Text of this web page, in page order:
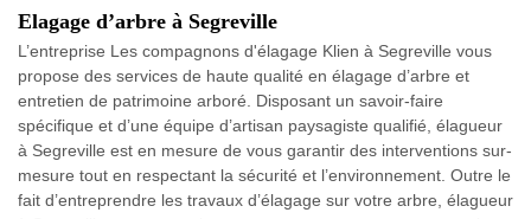
Elagage d’arbre à Segreville
L’entreprise Les compagnons d'élagage Klien à Segreville vous
propose des services de haute qualité en élagage d’arbre et
entretien de patrimoine arboré. Disposant un savoir-faire
spécifique et d’une équipe d’artisan paysagiste qualifié, élagueur
à Segreville est en mesure de vous garantir des interventions sur-
mesure tout en respectant la sécurité et l’environnement. Outre le
fait d’entreprendre les travaux d’élagage sur votre arbre, élagueur